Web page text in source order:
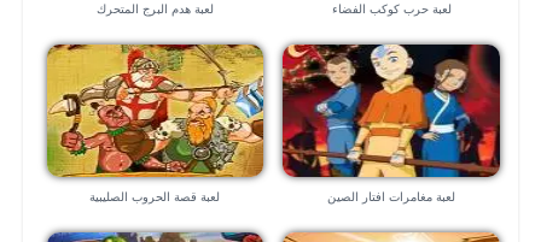
لعبة حرب كوكب الفضاء لعبة هدم البرج المتحرك
لعبة مغامرات افتار الصين لعبة قصة الحروب الصليبية